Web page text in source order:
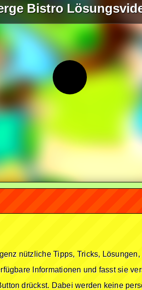
Bistro
nützliche Tipps, Tricks,
Informationen und fasst sie
drückst. Dabei werden keine